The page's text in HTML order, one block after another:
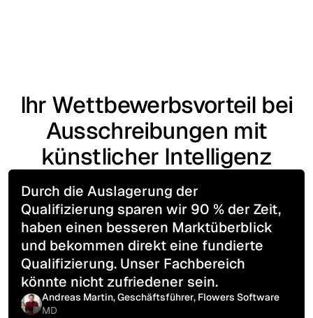
Ihr Wettbewerbsvorteil bei
Ausschreibungen mit
künstlicher Intelligenz
Durch die Auslagerung der
Qualifizierung sparen wir 90 % der Zeit,
haben einen besseren Marktüberblick
und bekommen direkt eine fundierte
Qualifizierung. Unser Fachbereich
könnte nicht zufriedener sein.
Andreas Martin, Geschäftsführer, Flowers Software
MD